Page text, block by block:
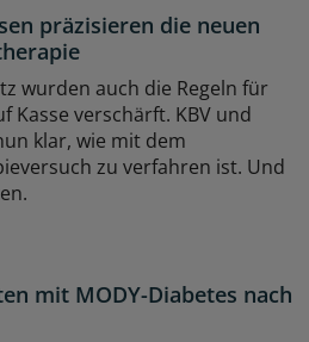
präzisieren die neuen
wurden auch die Regeln für
Kasse verschärft. KBV und
klar, wie mit dem
zu verfahren ist. Und
mit MODY-Diabetes nach